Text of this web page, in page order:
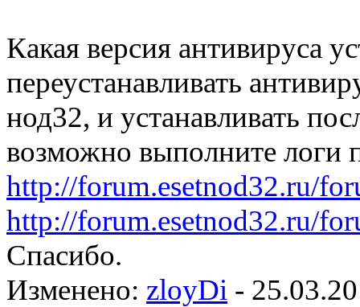
Какая версия антивируса
переустанавливать
нод32, и устанавливать
возможно выполните логи
http://forum.esetnod32.ru/
http://forum.esetnod32.ru/
Спасибо.
Изменено: zloyDi -